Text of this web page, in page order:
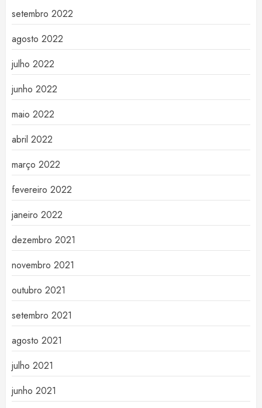
setembro 2022
agosto 2022
julho 2022
junho 2022
maio 2022
abril 2022
março 2022
fevereiro 2022
janeiro 2022
dezembro 2021
novembro 2021
outubro 2021
setembro 2021
agosto 2021
julho 2021
junho 2021